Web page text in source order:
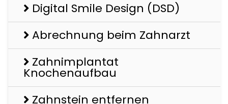
Digital Smile Design (DSD)
Abrechnung beim Zahnarzt
Zahnimplantat
Knochenaufbau
Zahnstein entfernen